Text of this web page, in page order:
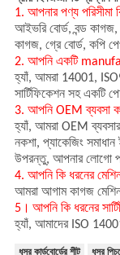
1. আপনার পণ্য পরিসীমা
আইভরি বোর্ড, বন্ড কাগজ,
কাগজ, গ্রে বোর্ড, কপি
2. আপনি একটি
হ্যাঁ, আমরা 14001,
সার্টিফিকেশন সহ একটি
3. আপনি OEM ব্যবসা
হ্যাঁ, আমরা OEM
নকশা, প্যাকেজিং
উপরন্তু, আপনার লোগো
4. আপনি কি ধরনের
আমরা আগাম কাগজ
5। আপনি কি ধরনের
হ্যাঁ, আমাদের ISO
ধূসর কার্ডবোর্ডের শীট ধূসর